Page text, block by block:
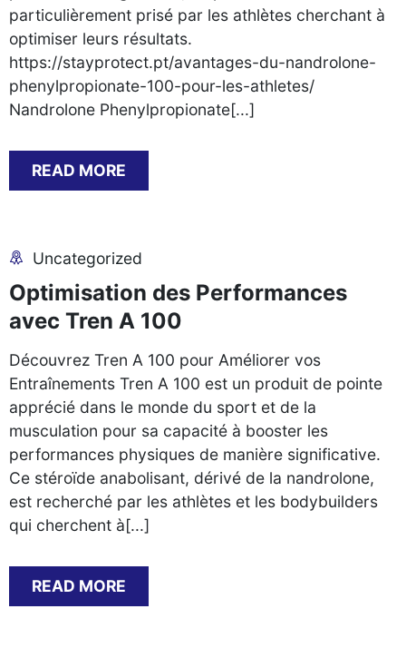
particulièrement prisé par les athlètes cherchant à
optimiser leurs résultats.
https://stayprotect.pt/avantages-du-nandrolone-
phenylpropionate-100-pour-les-athletes/
Nandrolone Phenylpropionate[...]
READ MORE
Uncategorized
Optimisation des Performances
avec Tren A 100
Découvrez Tren A 100 pour Améliorer vos
Entraînements Tren A 100 est un produit de pointe
apprécié dans le monde du sport et de la
musculation pour sa capacité à booster les
performances physiques de manière significative.
Ce stéroïde anabolisant, dérivé de la nandrolone,
est recherché par les athlètes et les bodybuilders
qui cherchent à[...]
READ MORE